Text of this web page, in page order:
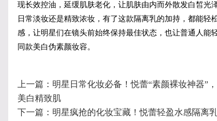
现长效控油，延缓肌肤老化，让肌肤由内而外散发白皙光
日常淡妆还是精致浓妆，有了这款隔离乳的加持，都能轻
感，让明星们在镜头前始终保持最佳状态，也让普通人能
同款美白伪素颜妆容。
上一篇： 明星日常化妆必备！悦蕾“素颜裸妆神器”
美白精致肌
下一篇： 明星疯抢的化妆宝藏！悦蕾轻盈水感隔离